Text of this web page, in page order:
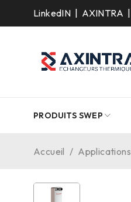
LinkedIN AXINTRA
PRODUITS SWEP
Accueil / Applications